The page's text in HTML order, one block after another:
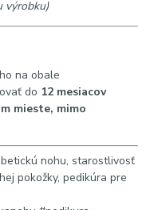
výrobku)
na obale
do 12 mesiacov
mieste, mimo
nohu, starostlivosť
pokožky, pedikúra pre